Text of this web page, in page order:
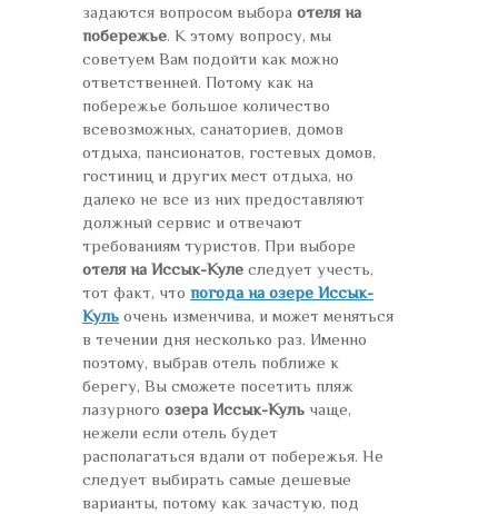
задаются вопросом выбора отеля на
побережье. К этому вопросу, мы
советуем Вам подойти как можно
ответственней. Потому как на
побережье большое количество
всевозможных, санаториев, домов
отдыха, пансионатов, гостевых домов,
гостиниц и других мест отдыха, но
далеко не все из них предоставляют
должный сервис и отвечают
требованиям туристов. При выборе
отеля на Иссык-Куле следует учесть,
тот факт, что погода на озере Иссык-
Куль очень изменчива, и может меняться
в течении дня несколько раз. Именно
поэтому, выбрав отель поближе к
берегу, Вы сможете посетить пляж
лазурного озера Иссык-Куль чаще,
нежели если отель будет
располагаться вдали от побережья. Не
следует выбирать самые дешевые
варианты, потому как зачастую, под